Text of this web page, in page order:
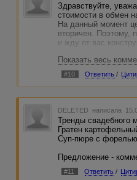
Здравствуйте,
стоимости в обмен
На данный момент
вторичен. Поэтому,
и жду от вас
Показать весь
#10 Ответить /
DELETED написала
Тренды свадебного
Гратен
Суп-пюре с форелью
Предложение -
#11 Ответить /